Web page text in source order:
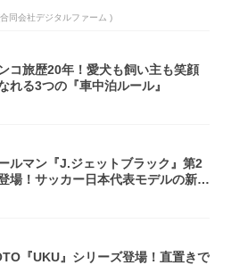
同会社デジタルファーム )
コ旅歴20年！愛犬も飼い主も笑顔
れる3つの『車中泊ルール』
ルマン『J.ジェットブラック』第2
場！サッカー日本代表モデルの新作
『UKU』シリーズ登場！直置きで